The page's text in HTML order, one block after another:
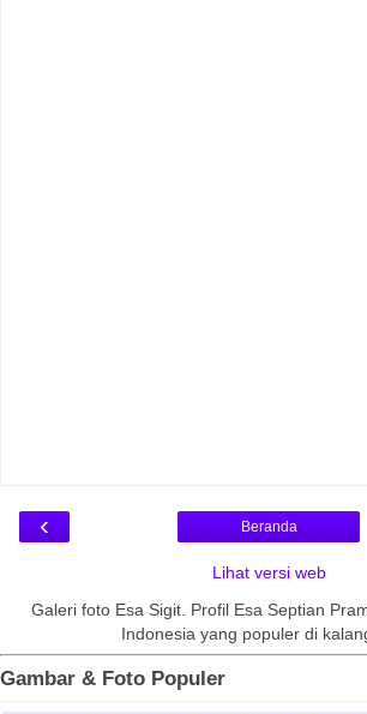
‹ Beranda
Lihat versi web
Galeri foto Esa Sigit. Profil Esa Septian
Indonesia yang populer di
Gambar & Foto Populer